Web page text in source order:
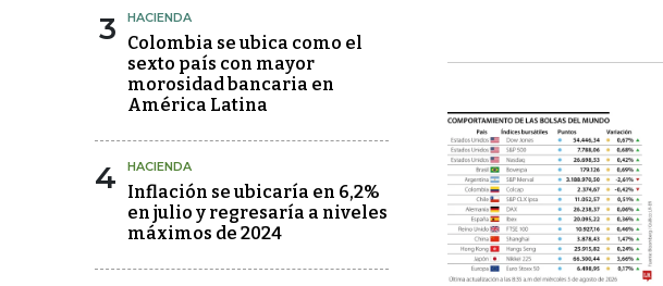
3 HACIENDA
Colombia se ubica como el
sexto país con mayor
morosidad bancaria en
América Latina
4 HACIENDA
Inflación se ubicaría en 6,2%
en julio y regresaría a niveles
máximos de 2024